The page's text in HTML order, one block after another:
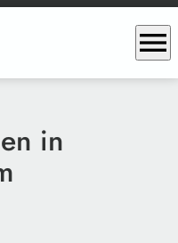
menu
in